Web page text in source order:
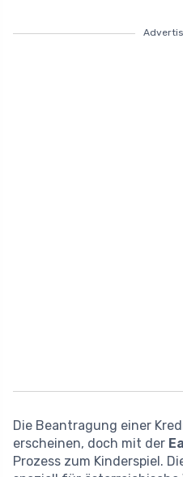
Die Beantragung einer
erscheinen, doch mit der
Prozess zum Kinderspiel.